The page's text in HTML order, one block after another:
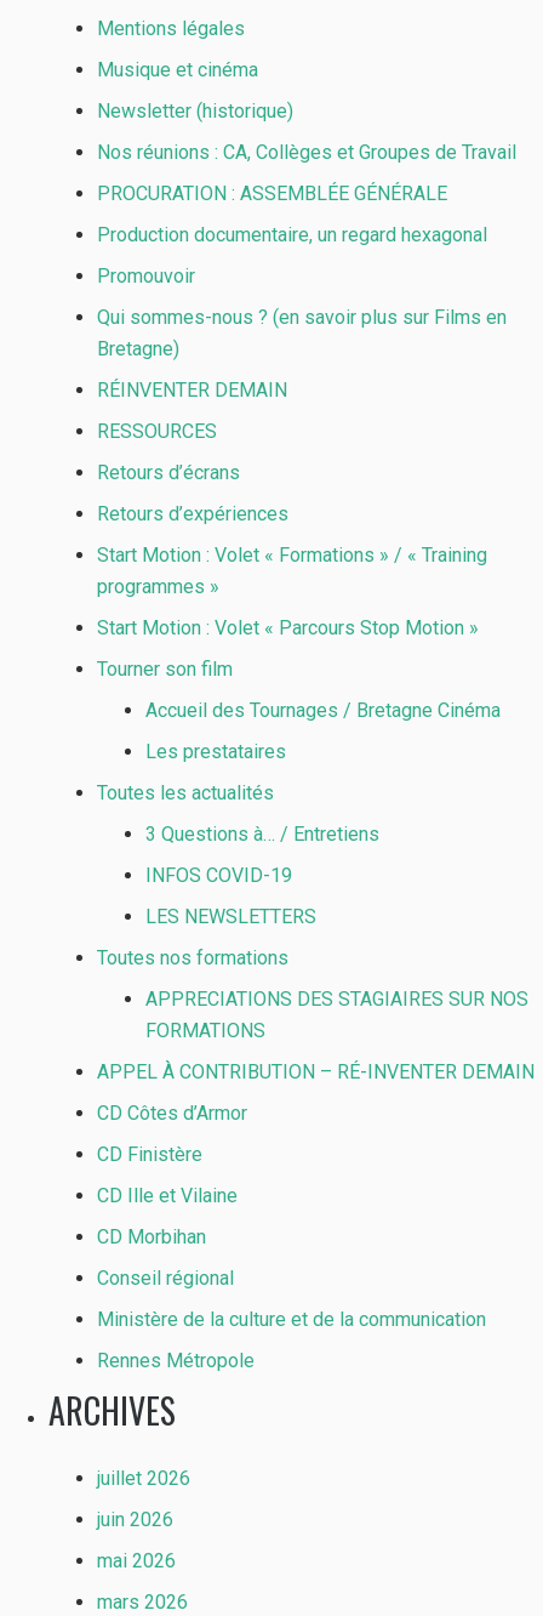
Mentions légales
Musique et cinéma
Newsletter (historique)
Nos réunions : CA, Collèges et Groupes de Travail
PROCURATION : ASSEMBLÉE GÉNÉRALE
Production documentaire, un regard hexagonal
Promouvoir
Qui sommes-nous ? (en savoir plus sur Films en
Bretagne)
RÉINVENTER DEMAIN
RESSOURCES
Retours d’écrans
Retours d’expériences
Start Motion : Volet « Formations » / « Training
programmes »
Start Motion : Volet « Parcours Stop Motion »
Tourner son film
Accueil des Tournages / Bretagne Cinéma
Les prestataires
Toutes les actualités
3 Questions à… / Entretiens
INFOS COVID-19
LES NEWSLETTERS
Toutes nos formations
APPRECIATIONS DES STAGIAIRES SUR NOS
FORMATIONS
APPEL À CONTRIBUTION – RÉ-INVENTER DEMAIN
CD Côtes d’Armor
CD Finistère
CD Ille et Vilaine
CD Morbihan
Conseil régional
Ministère de la culture et de la communication
Rennes Métropole
ARCHIVES
juillet 2026
juin 2026
mai 2026
mars 2026